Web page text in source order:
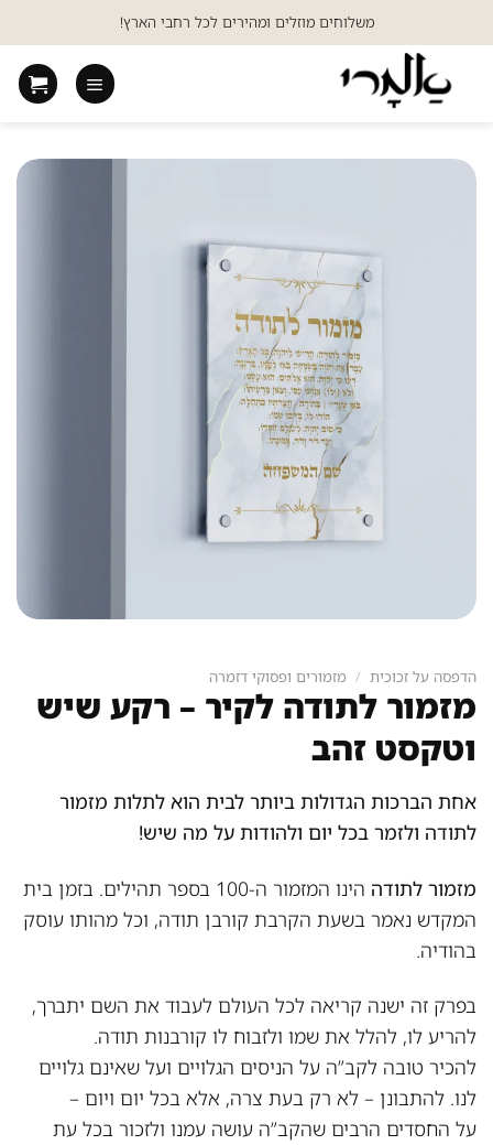
to
content
משלוחים מוזלים ומהירים לכל רחבי הארץ!
הדפסה על זכוכית / מזמורים ופסוקי דזמרה
מזמור לתודה לקיר – רקע שיש
וטקסט זהב
אחת הברכות הגדולות ביותר לבית הוא לתלות מזמור
לתודה ולזמר בכל יום ולהודות על מה שיש!
מזמור לתודה
הינו המזמור ה-100 בספר תהילים. בזמן בית
המקדש נאמר בשעת הקרבת קורבן תודה, וכל מהותו עוסק
בהודיה.
בפרק זה ישנה קריאה לכל העולם לעבוד את השם יתברך,
להריע לו, להלל את שמו ולזבוח לו קורבנות תודה.
להכיר טובה לקב”ה על הניסים הגלויים ועל שאינם גלויים
לנו. להתבונן – לא רק בעת צרה, אלא בכל יום ויום –
על החסדים הרבים שהקב”ה עושה עמנו ולזכור בכל עת